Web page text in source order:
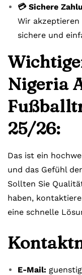
💳 Sichere
Wir
sichere und
Nigeria
25/26:
Das ist ein
und das Gefühl
Sollten Sie
haben,
eine schnelle
E-Mail: